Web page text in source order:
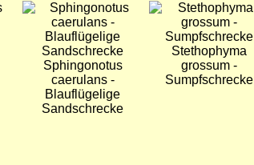
Bild
Sphingonotus
caerulans -
Blauflügelige
Sandschrecke
Bild
Stethophyma
grossum -
Sumpfschrecke